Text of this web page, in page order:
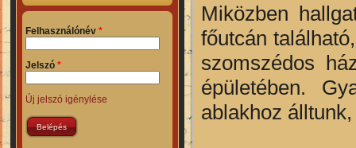
Felhasználónév *
Jelszó *
Új jelszó igénylése
Miközben
főutcán
szomszédos
épületében.
ablakhoz